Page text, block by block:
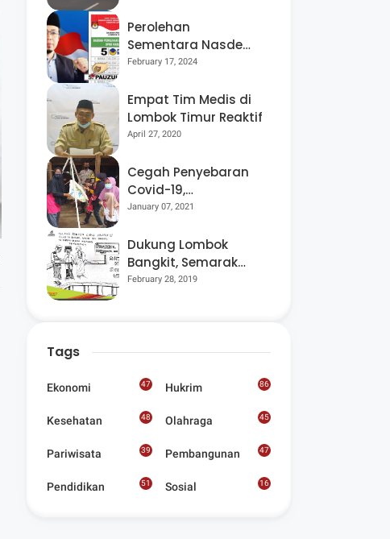
Menggelorakan
Kemerdekaan
Perolehan
Sementara Nasdem
Lobar Tertinggi,
Berpeluang “Rebut”
Kursi Dapil 3
February 17, 2024
Empat Tim Medis di
Lombok Timur Reaktif
April 27, 2020
Cegah Penyebaran
Covid-19,
Bhabinkamtibmas
Kegiatan Posyandu
January 07, 2021
Dukung Lombok
Bangkit, Semarak
Pesta Rakyat
Seniman Di Lombok
February 28, 2019
Tags
Ekonomi 47 Hukrim 86
Kesehatan 48 Olahraga 45
Pariwisata 39 Pembangunan 47
Pendidikan 51 Sosial
16